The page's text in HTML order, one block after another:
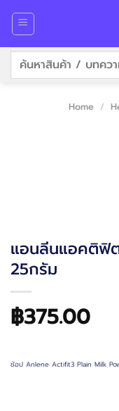
content
Search
Home /
แอนลีนแอคติฟิ
25กรัม
฿375.00
ช้อป Anlene Actifit3 Plain Milk